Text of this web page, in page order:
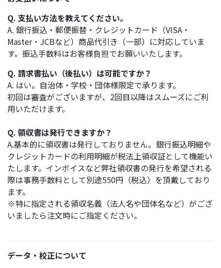
Q. 支払い方法を教えてください。
A. 銀行振込・郵便振替・クレジットカード（VISA・
Master・JCBなど）商品代引き（一部）に対応していま
す。振込手数料はお客様負担でお願いいたします。
Q. 請求書払い（後払い）は可能ですか？
A. はい。自治体・学校・団体様限定で承ります。
初回は審査がございますが、2回目以降はスムーズにご利
用いただけます。
Q. 領収書は発行できますか？
A.基本的に領収書は発行しておりません。銀行振込明細や
クレジットカードの利用明細が税法上領収証として機能い
たします。インボイスなど弊社領収書の発行を希望される
際は事務手数料として別途550円（税込）を頂戴しており
ます。
※特に指定される領収名義（法人名や団体名など）がござ
いましたら注文時にご指定ください。
データ・校正について